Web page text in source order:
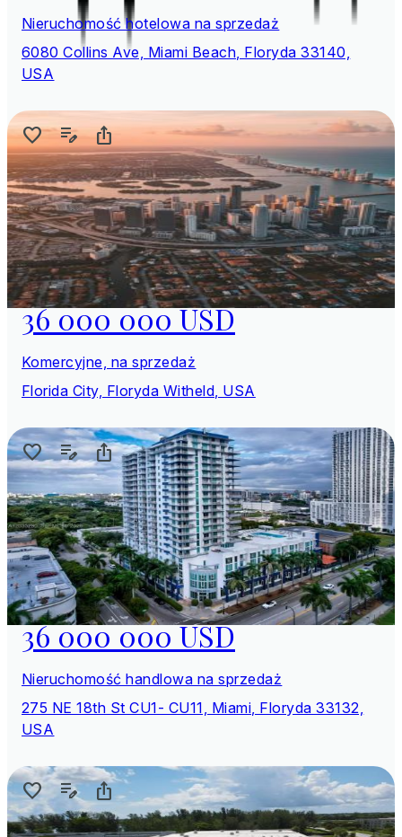
Nieruchomość hotelowa na sprzedaż
6080 Collins Ave, Miami Beach, Floryda 33140,
USA
36 000 000 USD
Komercyjne, na sprzedaż
Florida City, Floryda Witheld, USA
36 000 000 USD
Nieruchomość handlowa na sprzedaż
275 NE 18th St CU1- CU11, Miami, Floryda 33132,
USA